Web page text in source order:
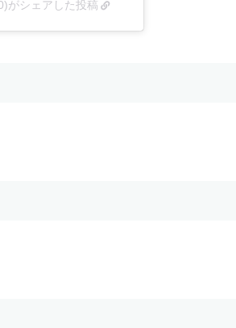
がシェアした投稿